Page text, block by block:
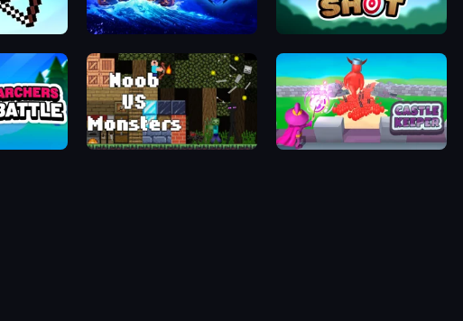
Merge: Siege Ship Goober Shot
Noob VS Monsters Castle Keeper